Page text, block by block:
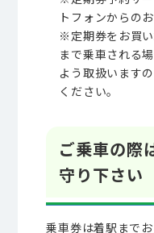
トフォンからの
※定期券をお買
まで乗車される
よう取扱います
ください。
ご乗車の際
守り下さい
乗車券は着駅までお